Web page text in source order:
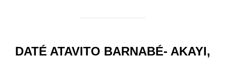
DATÉ ATAVITO BARNABÉ- AKAYI,